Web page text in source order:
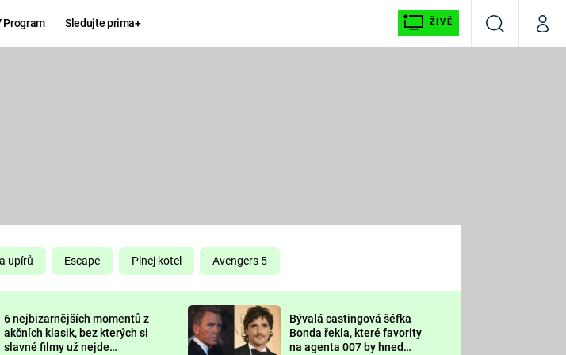
Program Sledujte prima+ ŽIVĚ
VyhledáváníMůj
KOMEDIE
CHUCK
NORRIS
DEADPOOL
Prima LAJK
Sledujte nás
upírů Escape Plnej kotel Avengers 5
6 nejbizarnějších momentů z
akčních klasik, bez kterých si
slavné filmy už nejde
Bývalá castingová šéfka
Bonda řekla, které favority
na agenta 007 by hned